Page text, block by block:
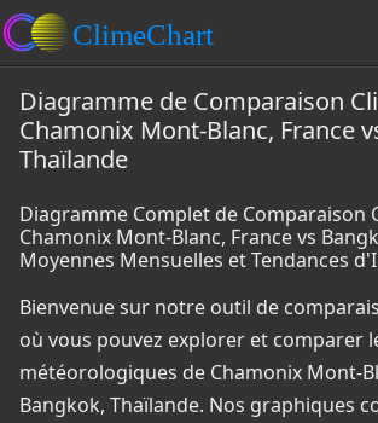
Diagramme de Comparaison
Chamonix Mont-Blanc, France
Thaïlande
Diagramme Complet de Comparaison
Chamonix Mont-Blanc, France vs
Moyennes Mensuelles et Tendances
Bienvenue sur notre outil de
où vous pouvez explorer et comparer
météorologiques de Chamonix Mont-
Bangkok, Thaïlande. Nos graphiques